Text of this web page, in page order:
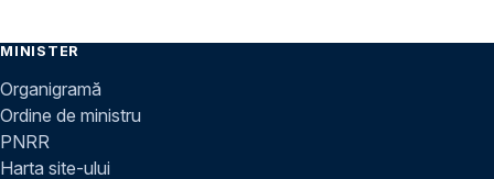
MINISTER
Organigramă
Ordine de ministru
PNRR
Harta site-ului